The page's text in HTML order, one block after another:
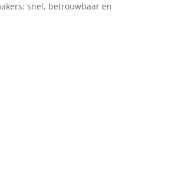
snel, betrouwbaar en